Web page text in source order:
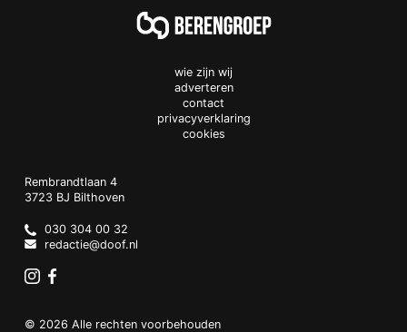
wie zijn wij
adverteren
contact
privacyverklaring
cookies
Doof.nl
work
Rembrandtlaan 4
3723 BJ Bilthoven
Netherlands
030 304 00 32
redactie@doof.nl
© 2026 Alle rechten voorbehouden